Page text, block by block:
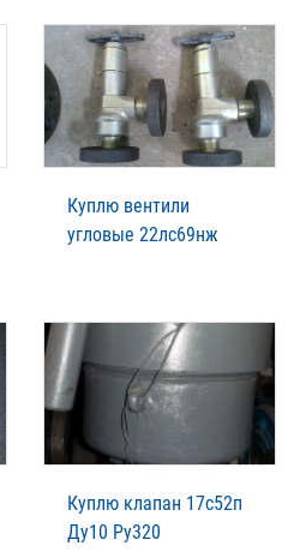
Куплю вентили
угловые 22лс69нж
Куплю клапан 17с52п
Ду10 Ру320